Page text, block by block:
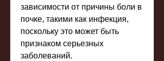
зависимости от причины боли в
почке, такими как инфекция,
поскольку это может быть
признаком серьезных
заболеваний.